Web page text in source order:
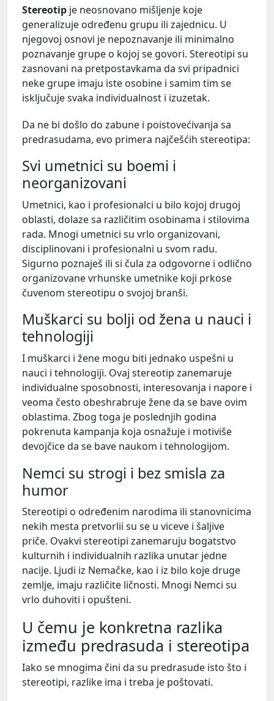
Stereotip je neosnovano mišljenje koje
generalizuje određenu grupu ili zajednicu. U
njegovoj osnovi je nepoznavanje ili minimalno
poznavanje grupe o kojoj se govori. Stereotipi su
zasnovani na pretpostavkama da svi pripadnici
neke grupe imaju iste osobine i samim tim se
isključuje svaka individualnost i izuzetak.
Da ne bi došlo do zabune i poistovećivanja sa
predrasudama, evo primera najčešćih stereotipa:
Svi umetnici su boemi i
neorganizovani
Umetnici, kao i profesionalci u bilo kojoj drugoj
oblasti, dolaze sa različitim osobinama i stilovima
rada. Mnogi umetnici su vrlo organizovani,
disciplinovani i profesionalni u svom radu.
Sigurno poznaješ ili si čula za odgovorne i odlično
organizovane vrhunske umetnike koji prkose
čuvenom stereotipu o svojoj branši.
Muškarci su bolji od žena u nauci i
tehnologiji
I muškarci i žene mogu biti jednako uspešni u
nauci i tehnologiji. Ovaj stereotip zanemaruje
individualne sposobnosti, interesovanja i napore i
veoma često obeshrabruje žene da se bave ovim
oblastima. Zbog toga je poslednjih godina
pokrenuta kampanja koja osnažuje i motiviše
devojčice da se bave naukom i tehnologijom.
Nemci su strogi i bez smisla za
humor
Stereotipi o određenim narodima ili stanovnicima
nekih mesta pretvorlii su se u viceve i šaljive
priče. Ovakvi stereotipi zanemaruju bogatstvo
kulturnih i individualnih razlika unutar jedne
nacije. Ljudi iz Nemačke, kao i iz bilo koje druge
zemlje, imaju različite ličnosti. Mnogi Nemci su
vrlo duhoviti i opušteni.
U čemu je konkretna razlika
između predrasuda i stereotipa
Iako se mnogima čini da su predrasude isto što i
stereotipi, razlike ima i treba je poštovati.